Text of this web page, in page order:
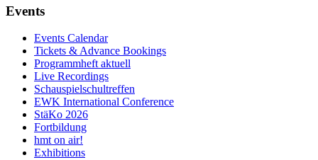
Events
Events Calendar
Tickets & Advance Bookings
Programmheft aktuell
Live Recordings
Schauspielschultreffen
EWK International Conference
StäKo 2026
Fortbildung
hmt on air!
Exhibitions